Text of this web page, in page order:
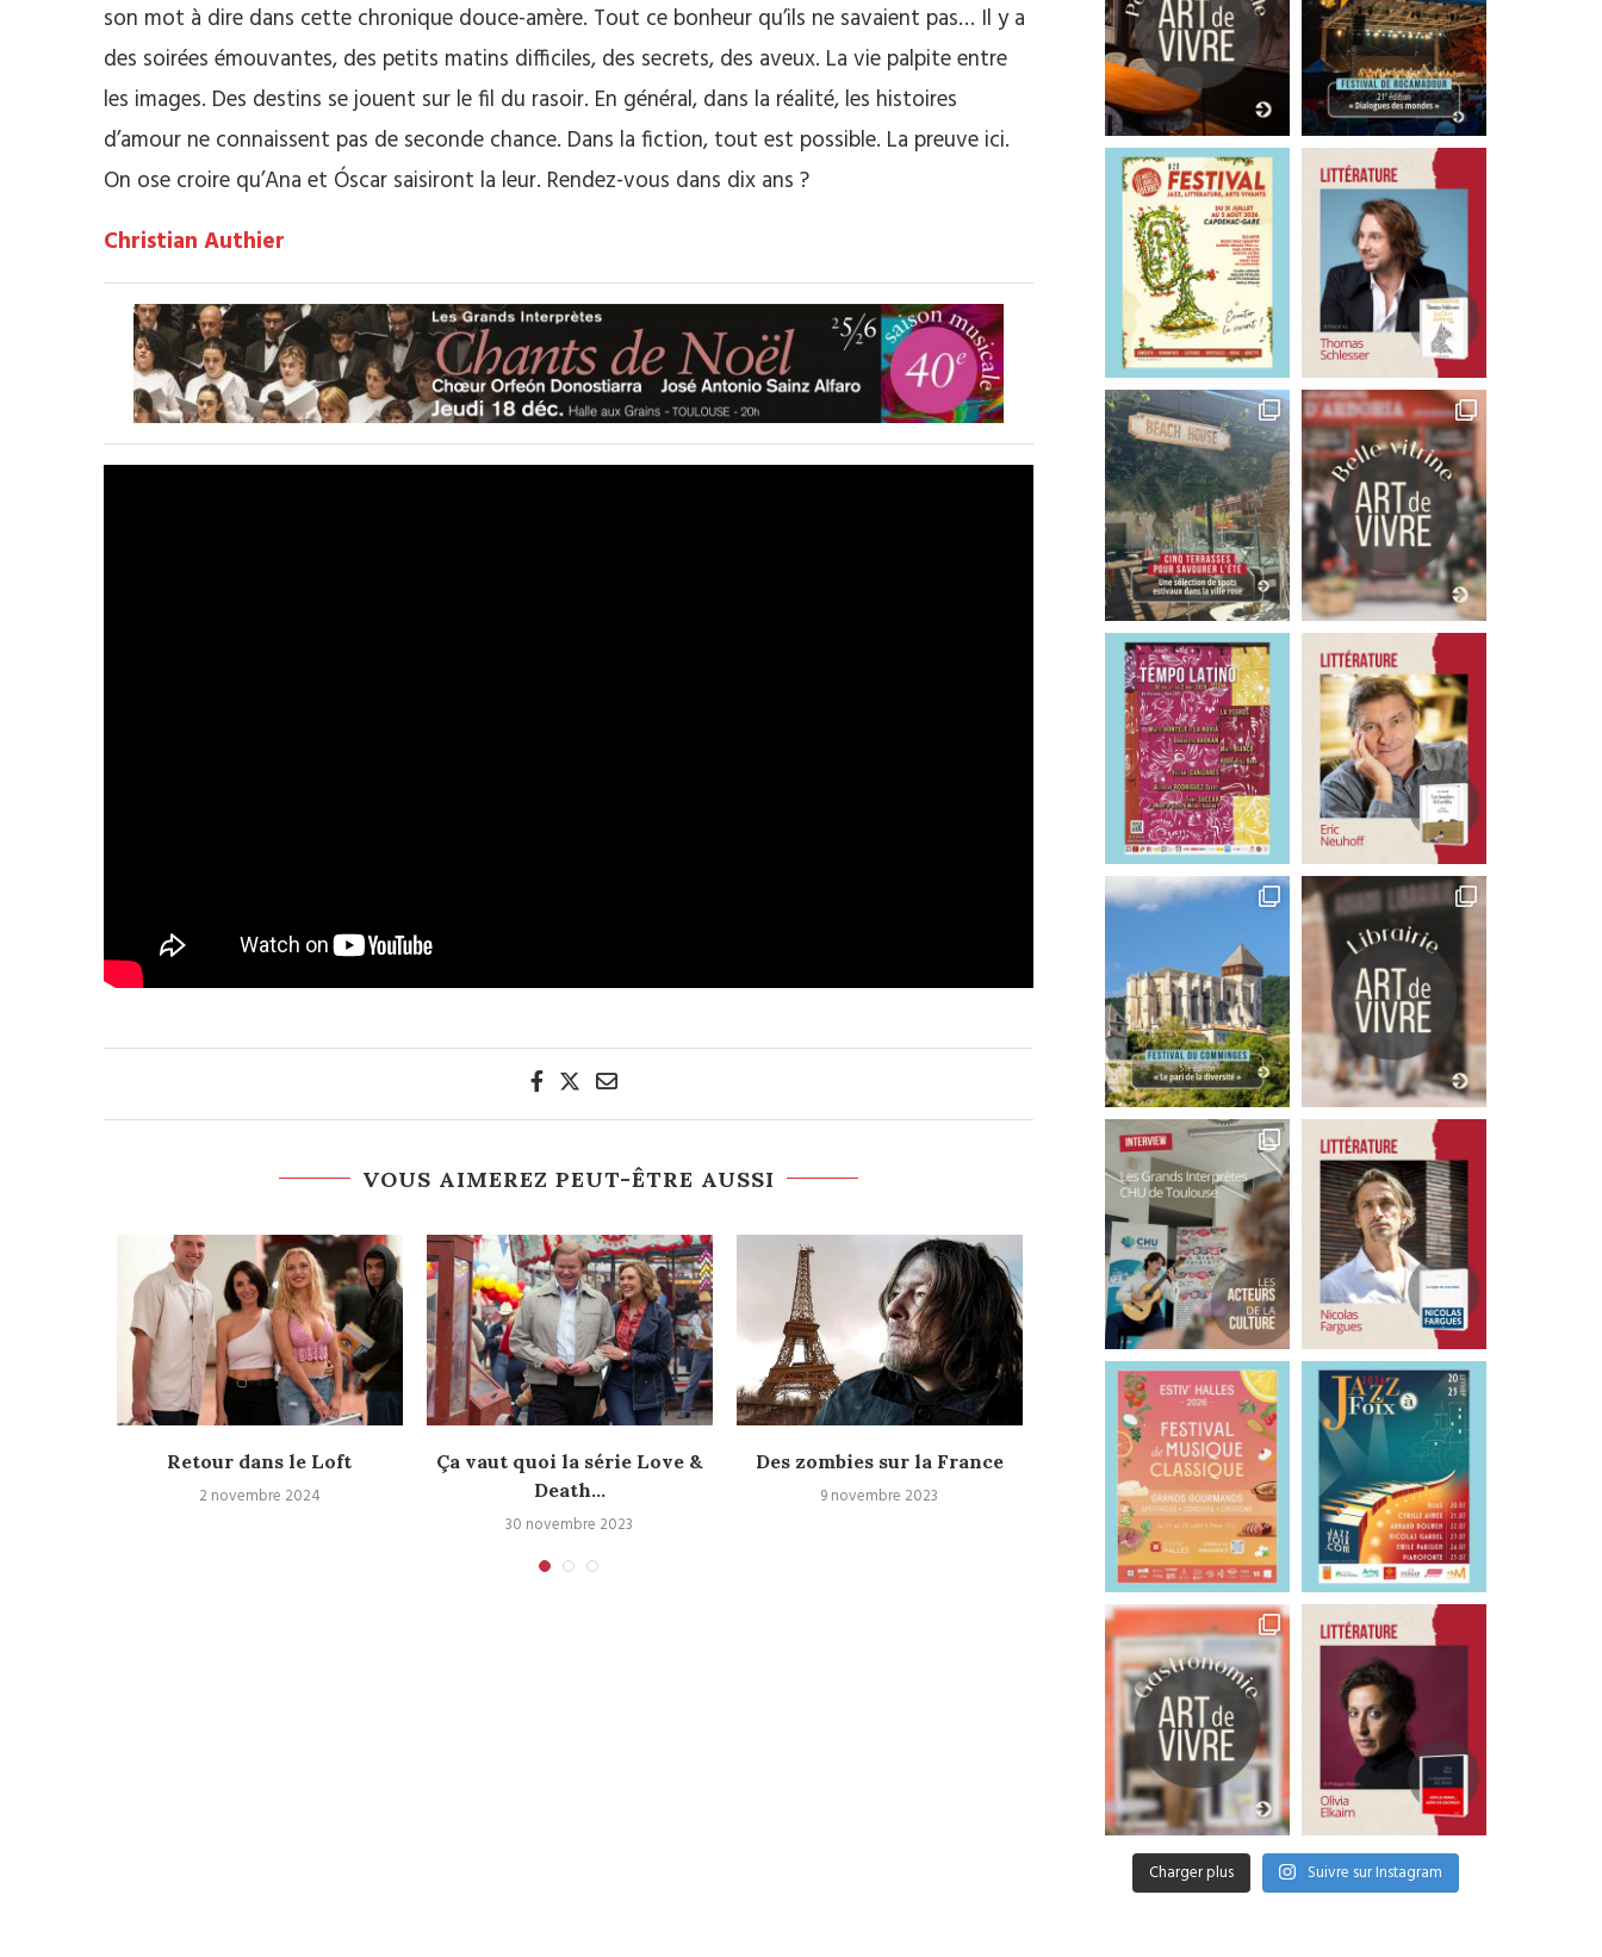
son mot à dire dans cette chronique douce-amère. Tout ce bonheur qu’ils ne savaient pas… Il y a
des soirées émouvantes, des petits matins difficiles, des secrets, des aveux. La vie palpite entre
les images. Des destins se jouent sur le fil du rasoir. En général, dans la réalité, les histoires
d’amour ne connaissent pas de seconde chance. Dans la fiction, tout est possible. La preuve ici.
On ose croire qu’Ana et Óscar saisiront la leur. Rendez-vous dans dix ans ?
Christian Authier
VOUS AIMEREZ PEUT-ÊTRE AUSSI
Retour dans le Loft
2 novembre 2024
Ça vaut quoi la série Love &
Death...
30 novembre 2023
Des zombies sur la France
9 novembre 2023
POM TV : ils en rêvaient, ils
l’ont...
18 juin 2023
Bienvenue chez les
« Mental », série
8 novembre 2022
Charger plus Suivre sur Instagram